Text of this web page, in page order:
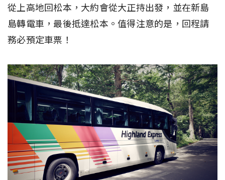
從上高地回松本，大約會從大正持出發，並在新島
島轉電車，最後抵達松本。值得注意的是，回程請
務必預定車票！